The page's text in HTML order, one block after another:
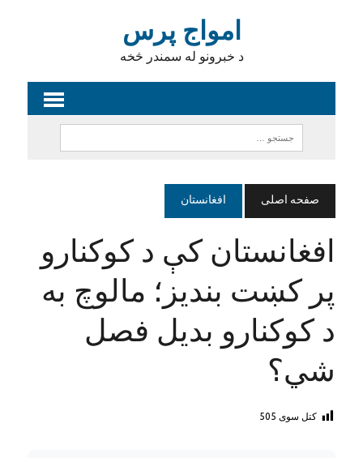
امواج پرس
د خبرونو له سمندر څخه
صفحه اصلی افغانستان
افغانستان کې د کوکنارو
پر کښت بندیز؛ مالوچ به
د کوکنارو بدیل فصل
شي؟
کتل سوی 505